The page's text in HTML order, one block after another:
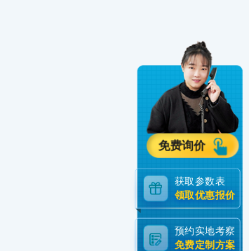
免费询价
获取参数表
领取优惠报价
预约实地考察
免费定制方案